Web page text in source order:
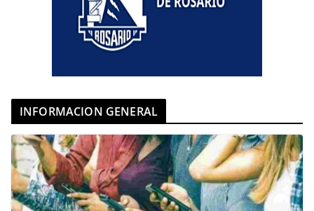
INFORMACION GENERAL